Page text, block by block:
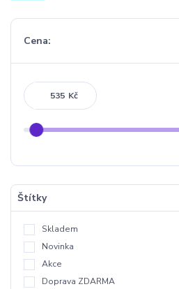
Cena:
Kč
Štítky
Skladem
Novinka
Akce
Doprava ZDARMA